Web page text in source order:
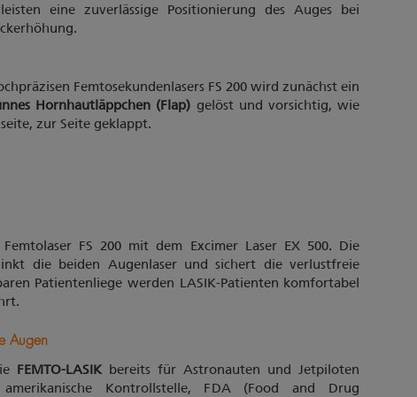
eine zuverlässige Positionierung des Auges bei
Femtosekundenlasers FS 200 wird zunächst ein
Hornhautläppchen (Flap) gelöst und vorsichtig, wie
zur Seite geklappt.
Femtolaser FS 200 mit dem Excimer Laser EX 500. Die
die beiden Augenlaser und sichert die verlustfreie
Patientenliege werden LASIK-Patienten komfortabel
Augen
FEMTO-LASIKbereits für Astronauten und Jetpiloten
Kontrollstelle, FDA (Food and Drug